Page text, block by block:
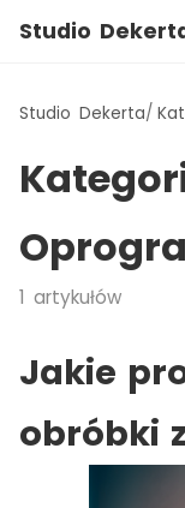
Studio
Studio Dekerta
1 artykułów
Jakie
obróbki